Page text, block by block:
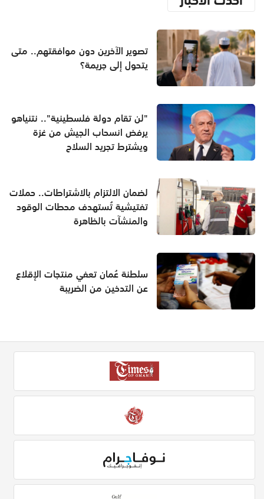
تصوير الآخرين دون موافقتهم.. متى
يتحول إلى جريمة؟
"لن تقام دولة فلسطينية".. نتنياهو
يرفض انسحاب الجيش من غزة
ويشترط تجريد السلاح
لضمان الالتزام بالاشتراطات.. حملات
تفتيشية تُستهدف محطات الوقود
والمنشآت بالظاهرة
سلطنة عُمان تعفي منتجات الإقلاع
عن التدخين من الضريبة